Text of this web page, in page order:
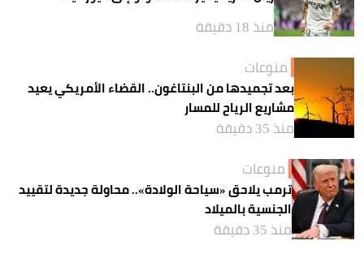
منذ 18 دقيقة
منوعات
بعد تجميدها من البنتاغون.. القضاء الأمريكي يعيد
مشاريع الرياح للمسار
منذ 35 دقيقة
منوعات
ترمب يلاحق «سياحة الولادة».. محاولة جديدة لتقييد
الجنسية بالميلاد
منذ 35 دقيقة